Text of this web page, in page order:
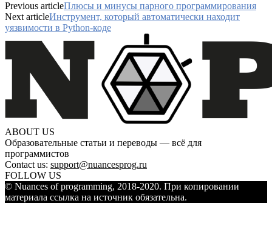
Previous articleПлюсы и минусы парного программирования
Next articleИнструмент, который автоматически находит
уязвимости в Python-коде
ABOUT US
Образовательные статьи и переводы — всё для
программистов
Contact us: support@nuancesprog.ru
FOLLOW US
© Nuances of programming, 2018-2020. При копировании
материала ссылка на источник обязательна.